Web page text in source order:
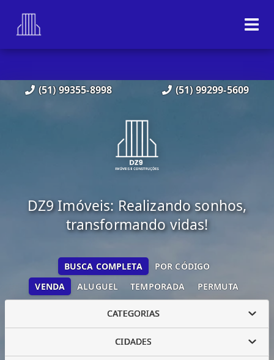
(51) 99355-8998 (51) 99299-5609
DZ9 Imóveis: Realizando sonhos,
transformando vidas!
VENDA ALUGUEL TEMPORADA PERMUTA
BUSCA COMPLETA POR CÓDIGO
CATEGORIAS
CIDADES